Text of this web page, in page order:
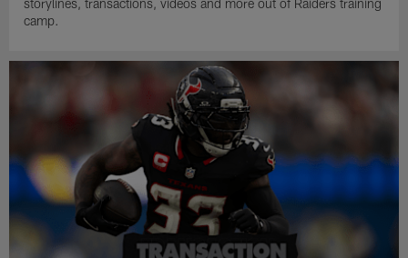
storylines, transactions, videos and more out of Raiders training
camp.